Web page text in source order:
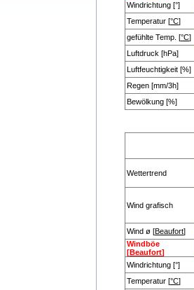
Windrichtung [°]
Temperatur [°C]
gefühlte Temp. [°C]
Luftdruck [hPa]
Luftfeuchtigkeit [%]
Regen [mm/3h]
Bewölkung [%]
Wettertrend
Wind grafisch
Wind ø [Beaufort]
Windböe
[Beaufort]
Windrichtung [°]
Temperatur [°C]